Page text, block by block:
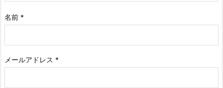
名前 *
メールアドレス *